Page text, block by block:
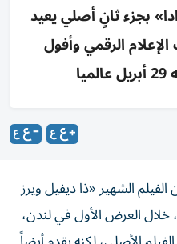
بجزء ثانٍ أصلي يعيد
الرقمي وأفول
الشهير «ذا ديفيل ويرز
خلال العرض الأول في لندن،